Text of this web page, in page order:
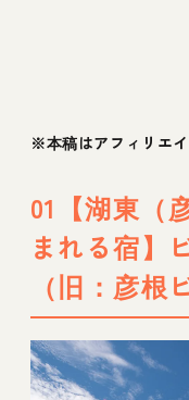
09【湖西（高島
10【湖西（高
STAGEX高島
11【湖南（守山
12【湖南（大
※本稿はアフィリエイ
01【湖東（
まれる宿】
（旧：彦根